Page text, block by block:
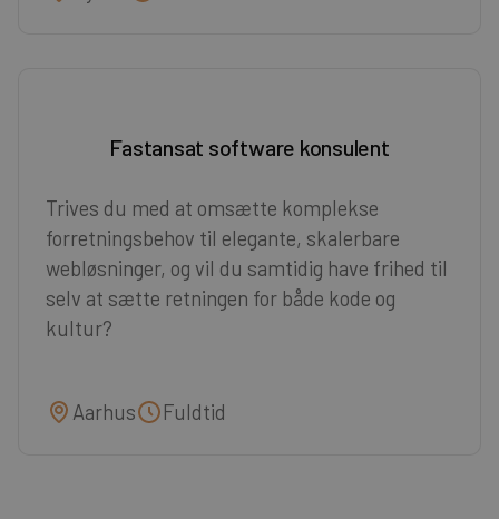
Fastansat software konsulent
Trives du med at omsætte komplekse
forretningsbehov til elegante, skalerbare
webløsninger, og vil du samtidig have frihed til
selv at sætte retningen for både kode og
kultur?
Aarhus Fuldtid